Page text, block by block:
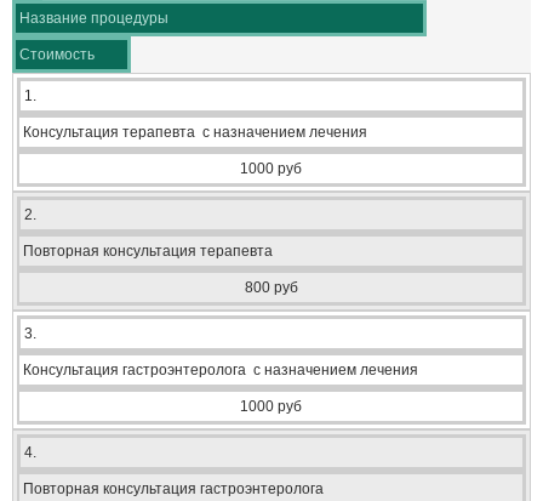
Название процедуры
Стоимость
1.
Консультация терапевта с назначением лечения
1000 руб
2.
Повторная консультация терапевта
800 руб
3.
Консультация гастроэнтеролога с назначением лечения
1000 руб
4.
Повторная консультация гастроэнтеролога